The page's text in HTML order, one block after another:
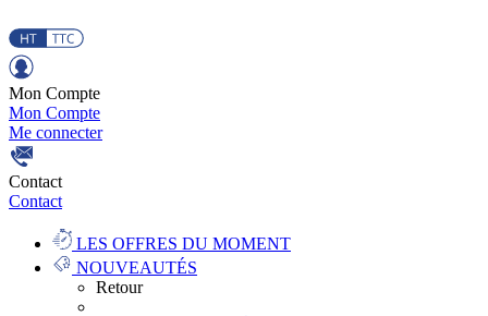
Mon Compte
Mon Compte
Me connecter
Contact
Contact
LES OFFRES DU MOMENT
NOUVEAUTÉS
Retour